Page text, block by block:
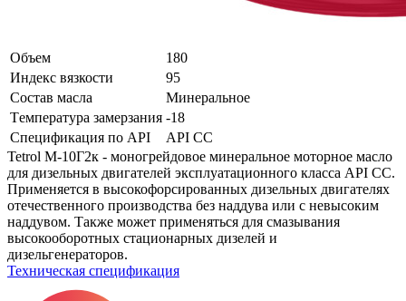
Объем
180
Индекс вязкости
95
Состав масла
Минеральное
Tемпература замерзания -18
Спецификация по API
API CC
Tetrol М-10Г2к - моногрейдовое минеральное моторное масло
для дизельных двигателей эксплуатационного класса API CC.
Применяется в высокофорсированных дизельных двигателях
отечественного производства без наддува или с невысоким
наддувом. Также может применяться для смазывания
высокооборотных стационарных дизелей и
дизельгенераторов.
Техническая спецификация